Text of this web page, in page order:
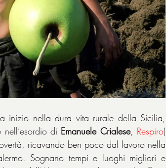
inizio nella dura vita rurale della Sicilia,
nell’esordio di Emanuele Crialese, Respiro)
ricavando ben poco dal lavoro nella
Sognano tempi e luoghi migliori e